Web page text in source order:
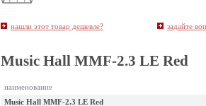
нашли этот товар дешевле? задайте
Music Hall MMF-2.3 LE Red
наименование
Music Hall MMF-2.3 LE Red